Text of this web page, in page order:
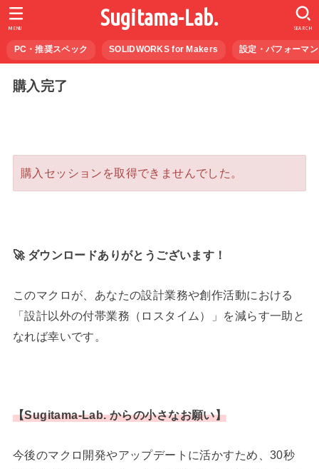
Sugitama-Lab.
PC・推奨スペック SOLIDWORKS for Makers 設定・パフォーマ
SEARCH
MENU
購入完了
購入セッションを取得できませんでした。
🚀 ダウンロードありがとうございます！
このマクロが、あなたの設計業務や創作活動における
「設計以外の付帯業務（ロスタイム）」を減らす一助と
なれば幸いです。
【Sugitama-Lab. からの小さなお願い】
今後のマクロ開発やアップデートに活かすため、30秒